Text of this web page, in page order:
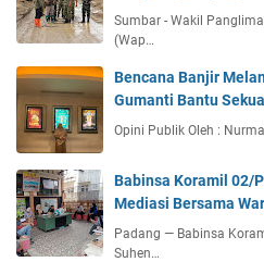
Sumbar - Wakil
(Wap…
Bencana Banjir
Gumanti Bantu
Opini Publik Oleh :
Babinsa Koramil 02/
Mediasi Bersama
Padang — Babinsa
Suhen…